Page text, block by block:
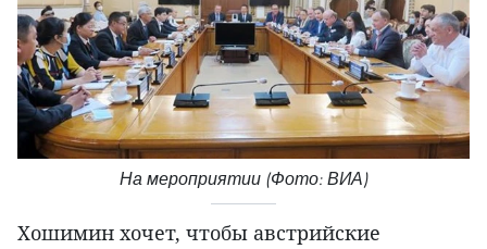
На мероприятии (Фото: ВИА)
Хошимин хочет, чтобы австрийские